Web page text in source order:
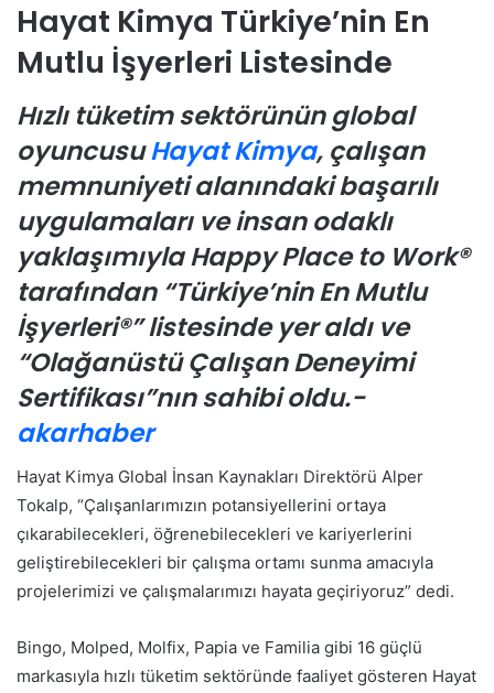
Hayat Kimya Türkiye’nin En
Mutlu İşyerleri Listesinde
Hızlı tüketim sektörünün global
oyuncusuHayat Kimya, çalışan
memnuniyeti alanındaki başarılı
uygulamaları ve insan odaklı
yaklaşımıyla Happy Place to Work®
tarafından “Türkiye’nin En Mutlu
İşyerleri®” listesinde yer aldı ve
“Olağanüstü Çalışan Deneyimi
Sertifikası”nın sahibi oldu.-
akarhaber
Hayat Kimya Global İnsan Kaynakları Direktörü Alper
Tokalp, “Çalışanlarımızın potansiyellerini ortaya
çıkarabilecekleri, öğrenebilecekleri ve kariyerlerini
geliştirebilecekleri bir çalışma ortamı sunma amacıyla
projelerimizi ve çalışmalarımızı hayata geçiriyoruz” dedi.
Bingo, Molped, Molfix, Papia ve Familia gibi 16 güçlü
markasıyla hızlı tüketim sektöründe faaliyet gösteren Hayat